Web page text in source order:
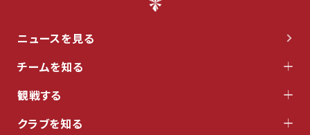
ニュースを見る
チームを知る
観戦する
クラブを知る